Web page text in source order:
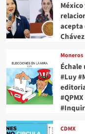
acepta
Chávez
Moneros
#Luy
CDMX